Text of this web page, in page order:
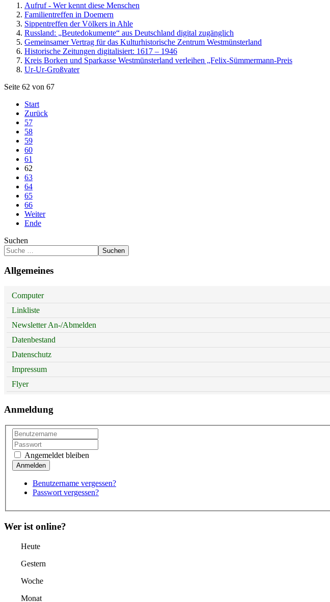
Aufruf - Wer kennt diese Menschen
Familientreffen in Doemern
Sippentreffen der Völkers in Ahle
Russland: „Beutedokumente“ aus Deutschland digital zugänglich
Gemeinsamer Vertrag für das Kulturhistorische Zentrum Westmünsterland
Historische Zeitungen digitalisiert: 1617 – 1946
Kreis Borken und Sparkasse Westmünsterland verleihen „Felix-Sümmermann-Preis
Ur-Ur-Großvater
Seite 62 von 67
Start
Zurück
57
58
59
60
61
62
63
64
65
66
Weiter
Ende
Suchen
Suchen
Allgemeines
Computer
Linkliste
Newsletter An-/Abmelden
Datenbestand
Datenschutz
Impressum
Flyer
Anmeldung
Angemeldet bleiben
Benutzername vergessen?
Passwort vergessen?
Wer ist online?
Heute
Gestern
Woche
Monat